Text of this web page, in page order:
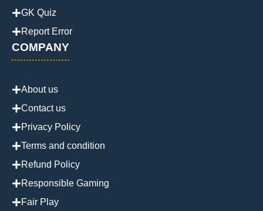
GK Quiz
Report Error
COMPANY
About us
Contact us
Privacy Policy
Terms and condition
Refund Policy
Responsible Gaming
Fair Play